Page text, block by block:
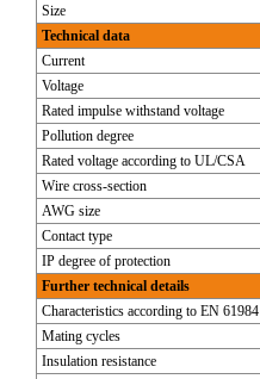
Size
Technical data
Current
Voltage
Rated impulse withstand voltage
Pollution degree
Rated voltage according to UL/CSA
Wire cross-section
AWG size
Contact type
IP degree of protection
Further technical details
Characteristics according to EN 61984
Mating cycles
Insulation resistance